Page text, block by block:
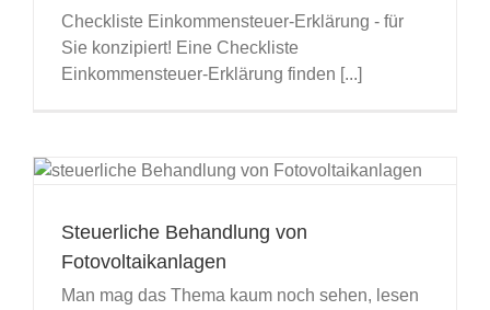
Checkliste Einkommensteuer-Erklärung - für
Sie konzipiert! Eine Checkliste
Einkommensteuer-Erklärung finden [...]
Steuerliche Behandlung von
Fotovoltaikanlagen
Man mag das Thema kaum noch sehen, lesen